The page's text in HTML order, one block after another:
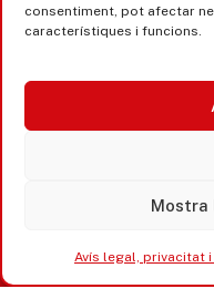
consentiment, pot afectar
característiques i funcions.
Mostra
Avís legal, privacitat